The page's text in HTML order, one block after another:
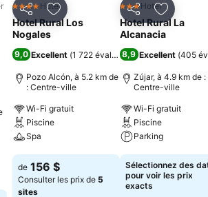
favoris
PartagerAjouter à mes favoris
4 ÉtoilesHotel
Hotel Rural Los
Nogales
9,0 Excellent (1 722 évaluations)
Pozo Alcón, à 5.2 km de
: Centre-ville
Wi-Fi gratuit
Piscine
Spa
Consulter les prix
de 156 $
Consulter les prix de 5
sites
PartagerAjouter
3 ÉtoilesHotel
Hotel Rural La
Alcanacia
8,9 Excellent (405
Zújar, à 4.9 km de :
Centre-ville
Wi-Fi gratuit
Piscine
Parking
Consulter les
Sélectionnez des
pour voir les prix
exacts